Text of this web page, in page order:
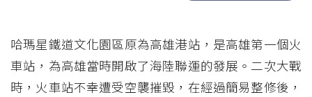
哈瑪星鐵道文化園區原為高雄港站，是高雄第一個火
車站，為高雄當時開啟了海陸聯運的發展。二次大戰
時，火車站不幸遭受空襲摧毀，在經過簡易整修後，